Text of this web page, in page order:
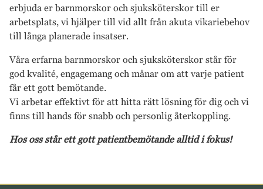
erbjuda er barnmorskor och sjuksköterskor till er
arbetsplats, vi hjälper till vid allt från akuta vikariebehov
till långa planerade insatser.
Våra erfarna barnmorskor och sjuksköterskor står för
god kvalité, engagemang och månar om att varje patient
får ett gott bemötande.
Vi arbetar effektivt för att hitta rätt lösning för dig och vi
finns till hands för snabb och personlig återkoppling.
Hos oss står ett gott patientbemötande alltid i fokus!